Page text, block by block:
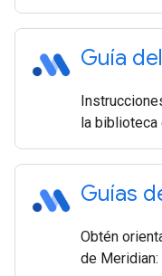
Guía
la biblioteca
Guías
Obtén
de Meridian: